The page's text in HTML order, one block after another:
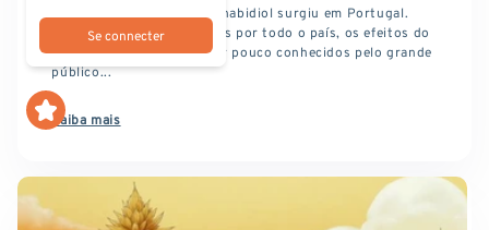
Há já vários anos que o canabidiol surgiu em Portugal.
Apesar da abertura de lojas por todo o país, os efeitos do
canabidiol continuam a ser pouco conhecidos pelo grande
público...
Saiba mais
Se connecter